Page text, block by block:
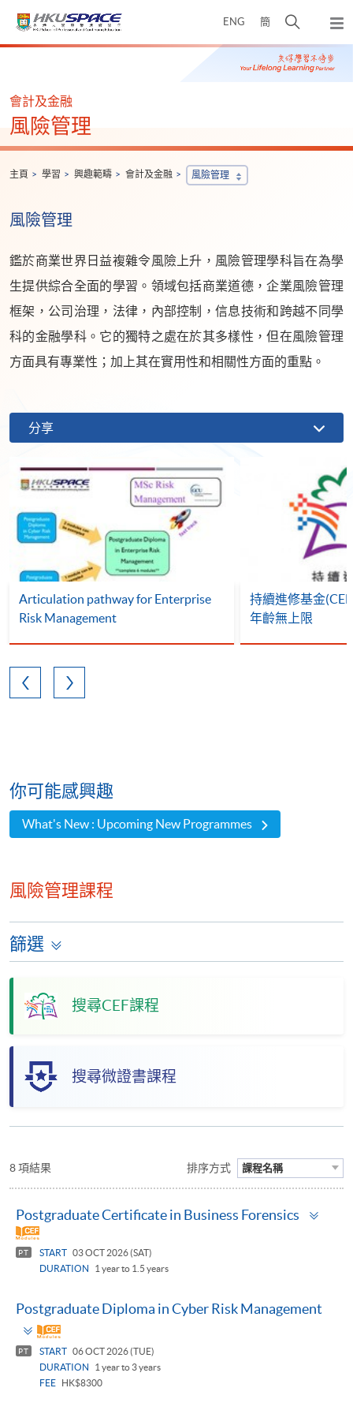
ENG 簡
開
搜
尋
彈
出
主
Main
會計及金融
風險管理
主頁 學習 興趣範疇 會計及金融 風險管理
風險管理
鑑於商業世界日益複雜令風險上升，風險管理學科旨在為學
生提供綜合全面的學習。領域包括商業道德，企業風險管理
框架，公司治理，法律，內部控制，信息技術和跨越不同學
科的金融學科。它的獨特之處在於其多樣性，但在風險管理
方面具有專業性；加上其在實用性和相關性方面的重點。
分享
Articulation pathway for Enterprise
Risk Management
持續進修基金
年齡無上限
你可能感興趣
What's New : Upcoming New Programmes
風險管理課程
篩選
搜尋CEF課程
搜尋微證書課程
8 項結果 排序方式 課程名稱
Postgraduate Certificate in Business Forensics
PT START 03 OCT 2026 (SAT)
DURATION
1 year to 1.5 years
Postgraduate Diploma in Cyber Risk Management
Toggle
panel
PT START 06 OCT 2026 (TUE)
DURATION
1 year to 3 years
FEE
HK$8300